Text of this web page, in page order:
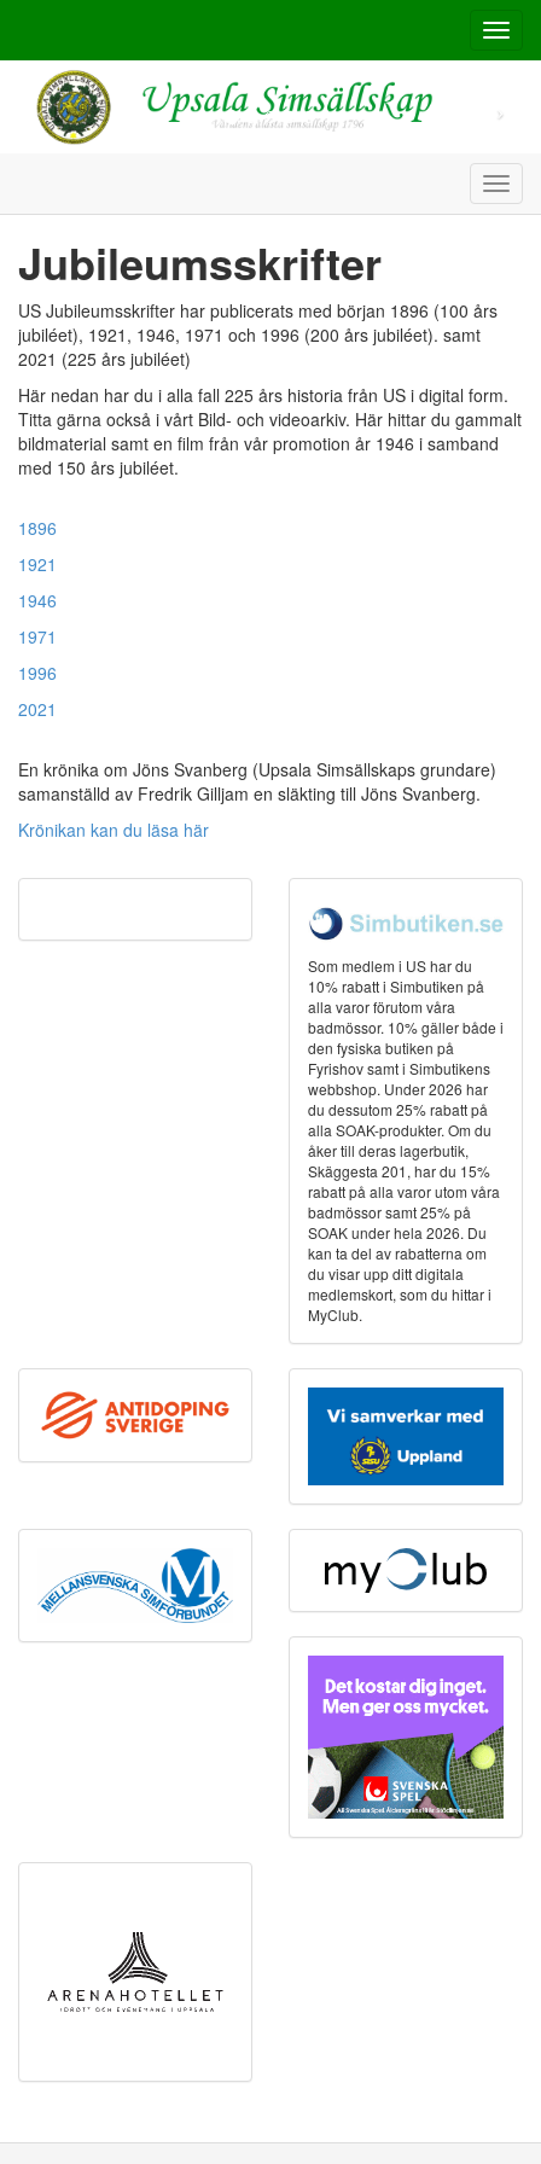
Jubileumsskrifter
US Jubileumsskrifter har publicerats med början 1896 (100 års
jubiléet), 1921, 1946, 1971 och 1996 (200 års jubiléet). samt
2021 (225 års jubiléet)
Här nedan har du i alla fall 225 års historia från US i digital form.
Titta gärna också i vårt Bild- och videoarkiv. Här hittar du gammalt
bildmaterial samt en film från vår promotion år 1946 i samband
med 150 års jubiléet.
1896
1921
1946
1971
1996
2021
En krönika om Jöns Svanberg (Upsala Simsällskaps grundare)
samanställd av Fredrik Gilljam en släkting till Jöns Svanberg.
Krönikan kan du läsa här
Som medlem i US har du
10% rabatt i Simbutiken på
alla varor förutom våra
badmössor. 10% gäller både i
den fysiska butiken på
Fyrishov samt i Simbutikens
webbshop. Under 2026 har
du dessutom 25% rabatt på
alla SOAK-produkter. Om du
åker till deras lagerbutik,
Skäggesta 201, har du 15%
rabatt på alla varor utom våra
badmössor samt 25% på
SOAK under hela 2026. Du
kan ta del av rabatterna om
du visar upp ditt digitala
medlemskort, som du hittar i
MyClub.